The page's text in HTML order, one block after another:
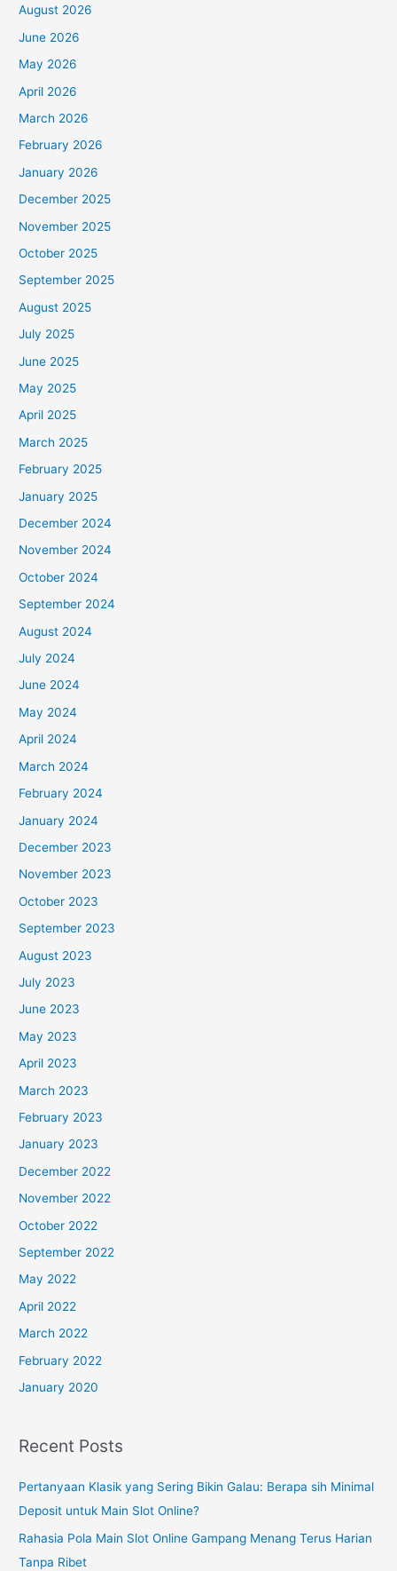
h
o
August 2026
June 2026
May 2026
April 2026
March 2026
February 2026
January 2026
December 2025
November 2025
October 2025
September 2025
August 2025
July 2025
June 2025
May 2025
April 2025
March 2025
February 2025
January 2025
December 2024
November 2024
October 2024
September 2024
August 2024
July 2024
June 2024
May 2024
April 2024
March 2024
February 2024
January 2024
December 2023
November 2023
October 2023
September 2023
August 2023
July 2023
June 2023
May 2023
April 2023
March 2023
February 2023
January 2023
December 2022
November 2022
October 2022
September 2022
May 2022
April 2022
March 2022
February 2022
January 2020
Recent Posts
Pertanyaan Klasik yang Sering Bikin Galau: Berapa sih Minimal
Deposit untuk Main Slot Online?
Rahasia Pola Main Slot Online Gampang Menang Terus Harian
Tanpa Ribet